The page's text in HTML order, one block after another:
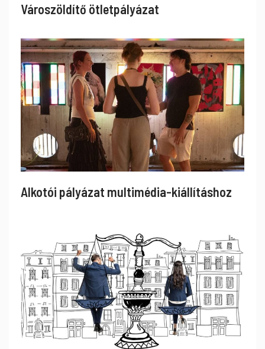
Városzöldítő ötletpályázat
Alkotói pályázat multimédia-kiállításhoz